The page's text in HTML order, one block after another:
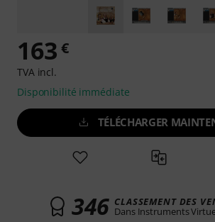
163 €
TVA incl.
Disponibilité immédiate
TÉLÉCHARGER
346 CLASSEMENT DES
Dans Instruments